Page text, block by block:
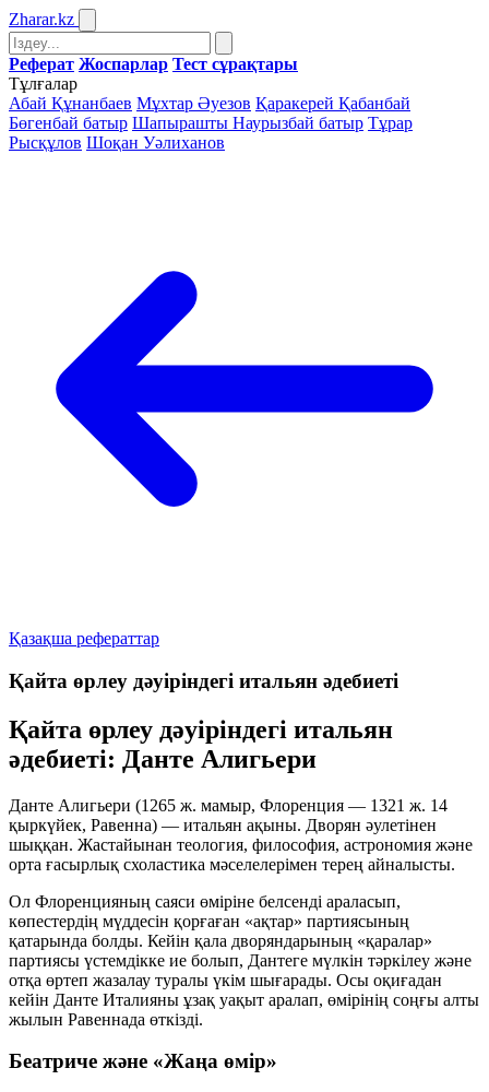
Zharar.kz
Реферат Жоспарлар Тест сұрақтары
Тұлғалар
Абай Құнанбаев Мұхтар Әуезов Қаракерей Қабанбай
Бөгенбай батыр Шапырашты Наурызбай батыр Тұрар
Рысқұлов Шоқан Уәлиханов
Қазақша рефераттар
Қайта өрлеу дәуіріндегі итальян әдебиеті
Қайта өрлеу дәуіріндегі итальян
әдебиеті: Данте Алигьери
Данте Алигьери (1265 ж. мамыр, Флоренция — 1321 ж. 14
қыркүйек, Равенна) — итальян ақыны. Дворян әулетінен
шыққан. Жастайынан теология, философия, астрономия және
орта ғасырлық схоластика мәселелерімен терең айналысты.
Ол Флоренцияның саяси өміріне белсенді араласып,
көпестердің мүддесін қорғаған «ақтар» партиясының
қатарында болды. Кейін қала дворяндарының «қаралар»
партиясы үстемдікке ие болып, Дантеге мүлкін тәркілеу және
отқа өртеп жазалау туралы үкім шығарады. Осы оқиғадан
кейін Данте Италияны ұзақ уақыт аралап, өмірінің соңғы алты
жылын Равеннада өткізді.
Беатриче және «Жаңа өмір»